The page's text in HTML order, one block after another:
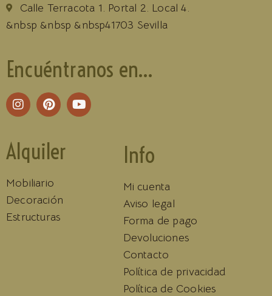
Calle Terracota 1. Portal 2. Local 4.
&nbsp &nbsp &nbsp41703 Sevilla
Encuéntranos en...
Alquiler
Mobiliario
Decoración
Estructuras
Info
Mi cuenta
Aviso legal
Forma de pago
Devoluciones
Contacto
Política de privacidad
Política de Cookies